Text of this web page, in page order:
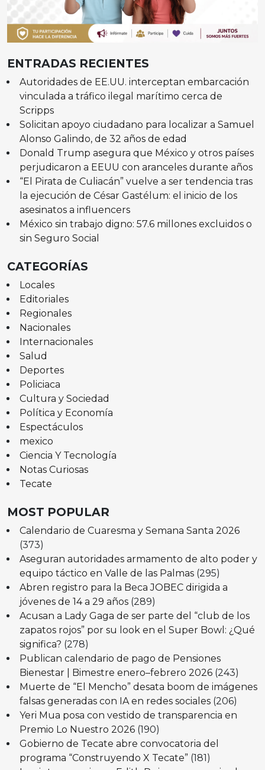
ENTRADAS RECIENTES
Autoridades de EE.UU. interceptan embarcación
vinculada a tráfico ilegal marítimo cerca de
Scripps
Solicitan apoyo ciudadano para localizar a Samuel
Alonso Galindo, de 32 años de edad
Donald Trump asegura que México y otros países
perjudicaron a EEUU con aranceles durante años
“El Pirata de Culiacán” vuelve a ser tendencia tras
la ejecución de César Gastélum: el inicio de los
asesinatos a influencers
México sin trabajo digno: 57.6 millones excluidos o
sin Seguro Social
CATEGORÍAS
Locales
Editoriales
Regionales
Nacionales
Internacionales
Salud
Deportes
Policiaca
Cultura y Sociedad
Política y Economía
Espectáculos
mexico
Ciencia Y Tecnología
Notas Curiosas
Tecate
MOST POPULAR
Calendario de Cuaresma y Semana Santa 2026
(373)
Aseguran autoridades armamento de alto poder y
equipo táctico en Valle de las Palmas (295)
Abren registro para la Beca JOBEC dirigida a
jóvenes de 14 a 29 años (289)
Acusan a Lady Gaga de ser parte del “club de los
zapatos rojos” por su look en el Super Bowl: ¿Qué
significa? (278)
Publican calendario de pago de Pensiones
Bienestar | Bimestre enero–febrero 2026 (243)
Muerte de “El Mencho” desata boom de imágenes
falsas generadas con IA en redes sociales (206)
Yeri Mua posa con vestido de transparencia en
Premio Lo Nuestro 2026 (190)
Gobierno de Tecate abre convocatoria del
programa “Construyendo X Tecate” (181)